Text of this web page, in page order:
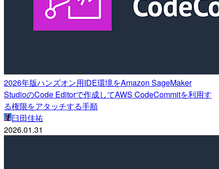
2026年版ハンズオン用IDE環境をAmazon SageMaker
StudioのCode Editorで作成してAWS CodeCommitを利用す
る権限をアタッチする手順
臼田佳祐
2026.01.31